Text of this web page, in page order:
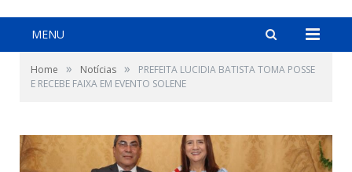
MENU
Home » Notícias »
PREFEITA LUCIDIA BATISTA TOMA POSSE
E RECEBE FAIXA EM EVENTO SOLENE